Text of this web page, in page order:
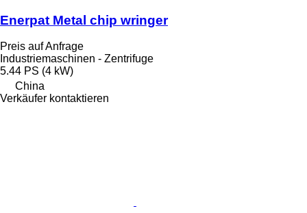
Enerpat Metal chip wringer
Preis auf Anfrage
Industriemaschinen - Zentrifuge
5.44 PS (4 kW)
China
Verkäufer kontaktieren